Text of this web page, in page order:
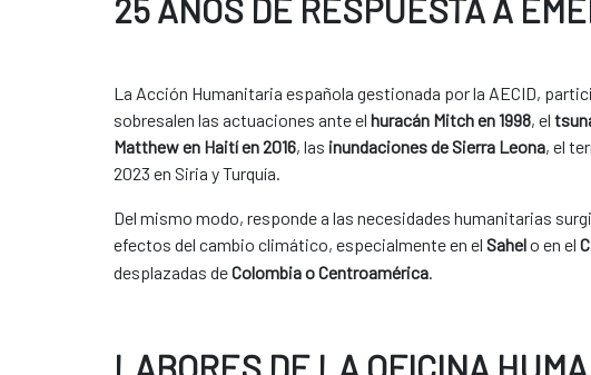
25 AÑOS DE RESPUESTA A
La Acción Humanitaria española gestionada por la AECID,
sobresalen las actuaciones ante el huracán Mitch en 1998, el
Matthew en Haití en 2016, las inundaciones de Sierra Leona, el
2023 en Siria y Turquía.
Del mismo modo, responde a las necesidades humanitarias
efectos del cambio climático, especialmente en el Sahelo en el
desplazadas deColombia o Centroamérica
LABORES DE LA OFICINA